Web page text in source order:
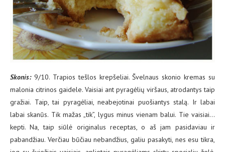
Skonis:9/10. Trapios tešlos krepšeliai. Švelnaus skonio kremas su
malonia citrinos gaidele. Vaisiai ant pyragėlių viršaus, atrodantys taip
gražiai. Taip, tai pyragėliai, neabejotinai puošiantys stalą. Ir labai
labai skanūs. Tik mažas „tik”, lygus minus vienam balui. Tie vaisiai…
kepti. Na, taip siūlė originalus receptas, o aš jam pasidaviau ir
pabandžiau. Verčiau būčiau nebandžius, galiu pasakyti, nes esu tikra,